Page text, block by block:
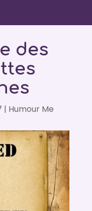
des
| Humour Me